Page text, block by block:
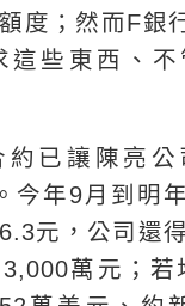
度；然而F銀
這些東西、
約已讓陳亮公
今年9月到明
元，公司還
萬元；若